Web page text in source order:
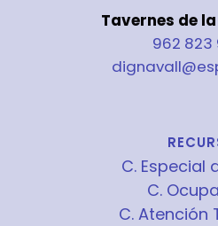
Tavernes de
962 823
C. Especial
C.
C. Atención